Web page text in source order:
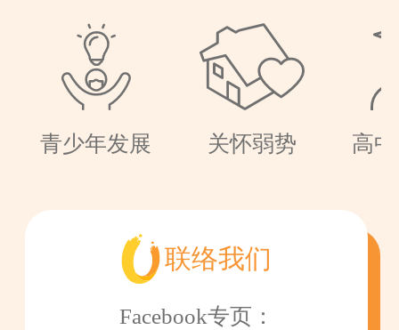
青少年发展 关怀弱势 高
联络我们
Facebook专页：